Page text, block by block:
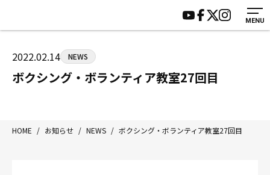
MENU
HOME
ジムについて
トレーニング
入会案内
施設紹介
会員様の声
サポーター募集
2022.02.14 NEWS
ボクシング・ボランティア教室27回目
HOME / お知らせ / NEWS / ボクシング・ボランティア教室27回目